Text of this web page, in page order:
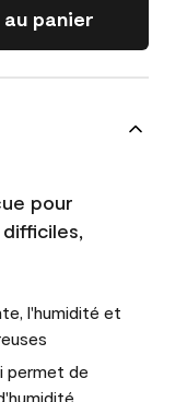
panier
pour
l'humidité et
permet de